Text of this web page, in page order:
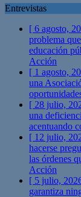
Entrevistas
[ 6 agosto,
problema
educación
Acción
[ 1 agosto,
una
[ 28 julio,
una
acentuando
[ 12 julio,
hacerse
las órdenes
Acción
[ 5 julio,
garantiza